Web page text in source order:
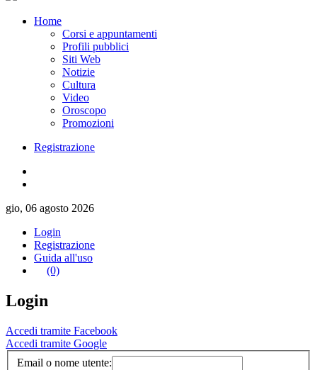
Home
Corsi e appuntamenti
Profili pubblici
Siti Web
Notizie
Cultura
Video
Oroscopo
Promozioni
Registrazione
gio, 06 agosto 2026
Login
Registrazione
Guida all'uso
(0)
Login
Accedi tramite Facebook
Accedi tramite Google
Email o nome utente: